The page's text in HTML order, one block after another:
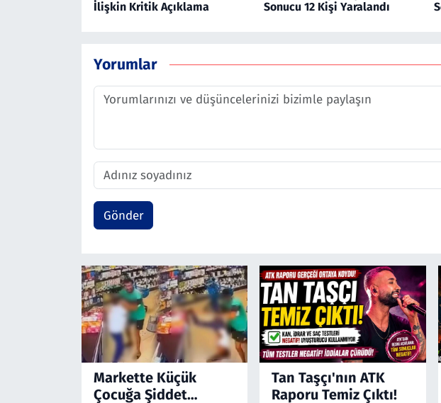
İlişkin Kritik Açıklama
Sonucu 12 Kişi Yaralandı
Yorumlar
Gönder
Markette Küçük
Çocuğa Şiddet
Tan Taşçı'nın ATK
Raporu Temiz Çıktı!